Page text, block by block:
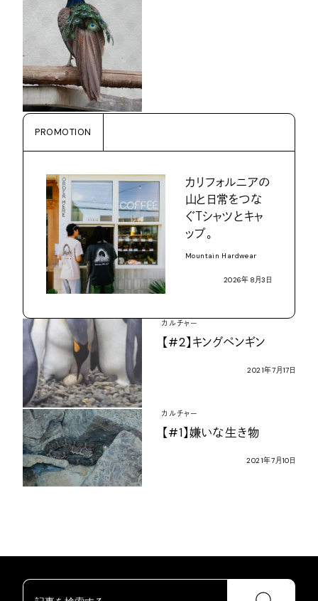
PROMOTION
カリフォルニアの
山と日常をつな
ぐＴシャツとキャ
ップ。
Mountain Hardwear
2026年 8 月3 日
カルチャー
【#2】キングペンギン
2021年7 月17日
カルチャー
【#1】嫌いな生き物
2021年7月 10日